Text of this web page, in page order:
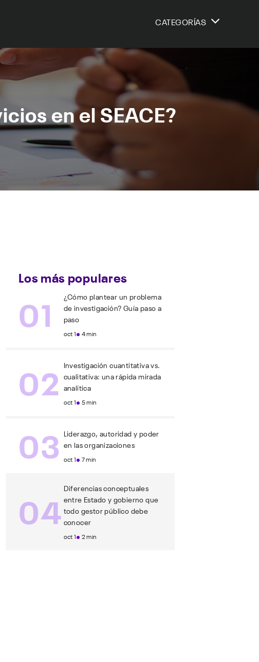
CATEGORÍAS
en el SEACE?
Los más populares
01
¿Cómo plantear un problema
de investigación? Guía paso a
paso
oct 1 4 min
02
Investigación cuantitativa vs.
cualitativa: una rápida mirada
analítica
oct 1 5 min
03
Liderazgo, autoridad y poder
en las organizaciones
oct 1 7 min
04
Diferencias conceptuales
entre Estado y gobierno que
todo gestor público debe
conocer
oct 1 2 min